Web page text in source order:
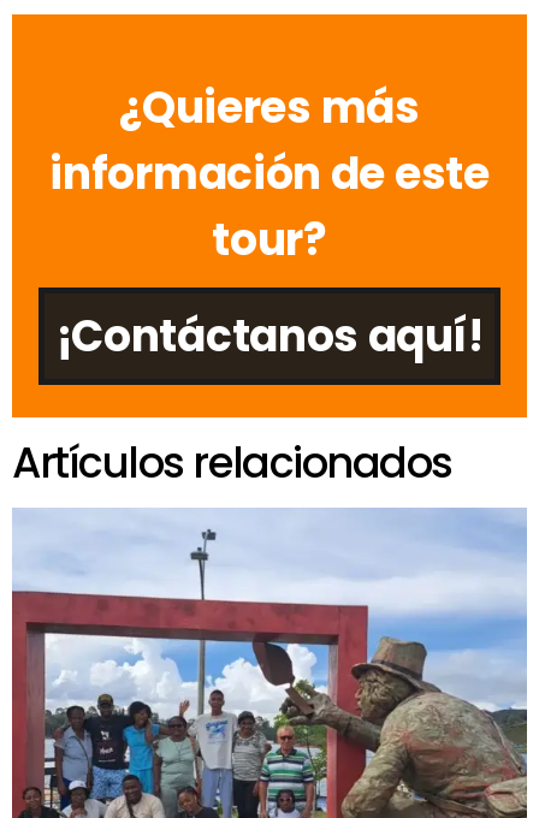
¿Quieres más
información de este
tour?
¡Contáctanos aquí!
Artículos relacionados